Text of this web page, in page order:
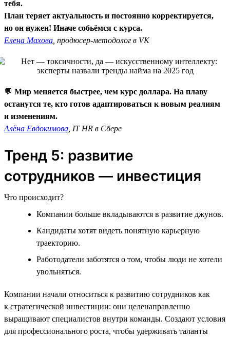
тебя.
План теряет актуальность и постоянно корректируется,
но он нужен! Иначе собьёмся с курса.
Елена Махова , продюсер-методолог в VK
💬 Мир меняется быстрее, чем курс доллара. На плаву
останутся те, кто готов адаптироваться к новым реалиям
и изменениям.
Алёна Евдокимова , IT HR в Сбере
Тренд 5: развитие
сотрудников — инвестиция
Что происходит?
Компании больше вкладываются в развитие джунов.
Кандидаты хотят видеть понятную карьерную
траекторию.
Работодатели заботятся о том, чтобы люди не хотели
увольняться.
Компании начали относиться к развитию сотрудников как
к стратегической инвестиции: они целенаправленно
выращивают специалистов внутри команды. Создают условия
для профессионального роста, чтобы удерживать таланты